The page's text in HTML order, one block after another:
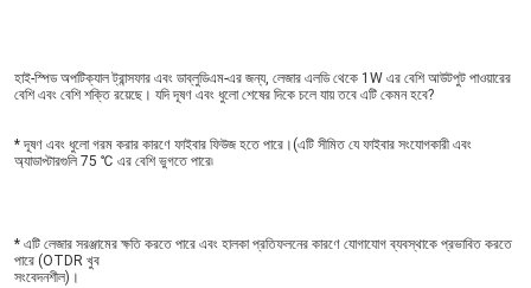
হাই-স্পিড অপটিক্যাল ট্রান্সফার এবং ডাব্লুডিএম-এর জন্য, লেজার এলডি থেকে 1W এর বেশি আউটপুট পাওয়ারের
বেশি এবং বেশি শক্তি রয়েছে। যদি দূষণ এবং ধুলো শেষের দিকে চলে যায় তবে এটি কেমন হবে?
* দূষণ এবং ধুলো গরম করার কারণে ফাইবার ফিউজ হতে পারে।(এটি সীমিত যে ফাইবার সংযোগকারী এবং
অ্যাডাপ্টারগুলি 75 ℃ এর বেশি ভুগতে পারে৷
* এটি লেজার সরঞ্জামের ক্ষতি করতে পারে এবং হালকা প্রতিফলনের কারণে যোগাযোগ ব্যবস্থাকে প্রভাবিত করতে
পারে (OTDR খুব
সংবেদনশীল)।